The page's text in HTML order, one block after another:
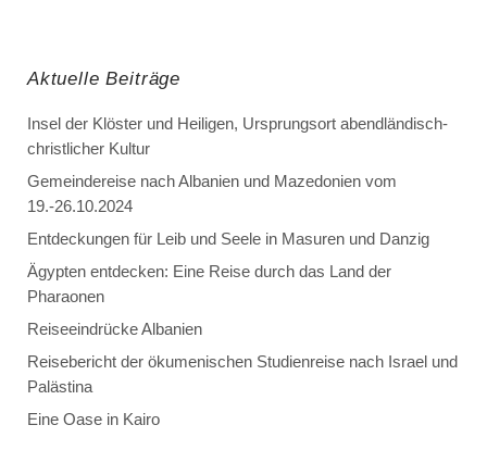
Aktuelle Beiträge
Insel der Klöster und Heiligen, Ursprungsort abendländisch-
christlicher Kultur
Gemeindereise nach Albanien und Mazedonien vom
19.-26.10.2024
Entdeckungen für Leib und Seele in Masuren und Danzig
Ägypten entdecken: Eine Reise durch das Land der
Pharaonen
Reiseeindrücke Albanien
Reisebericht der ökumenischen Studienreise nach Israel und
Palästina
Eine Oase in Kairo